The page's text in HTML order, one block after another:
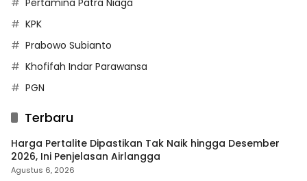
Pertamina Patra Niaga
KPK
Prabowo Subianto
Khofifah Indar Parawansa
PGN
Terbaru
Harga Pertalite Dipastikan Tak Naik hingga Desember
2026, Ini Penjelasan Airlangga
Agustus 6, 2026